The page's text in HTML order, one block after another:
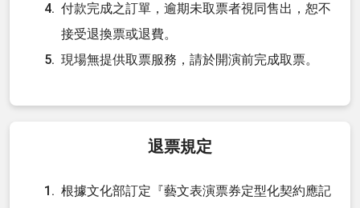
付款完成之訂單，逾期未取票者視同售出，恕不
接受退換票或退費。
現場無提供取票服務，請於開演前完成取票。
退票規定
根據文化部訂定『藝文表演票券定型化契約應記